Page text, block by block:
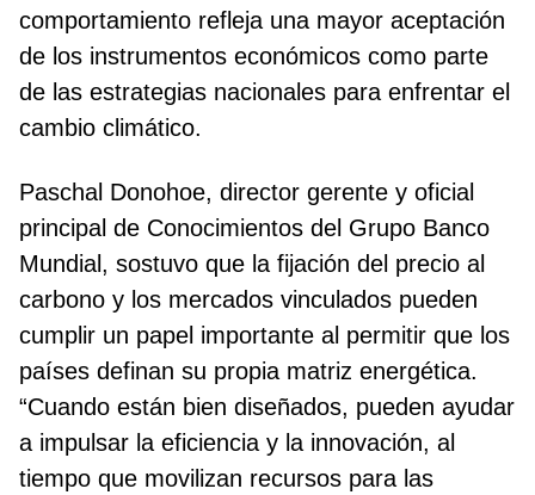
comportamiento refleja una mayor aceptación
de los instrumentos económicos como parte
de las estrategias nacionales para enfrentar el
cambio climático.
Paschal Donohoe, director gerente y oficial
principal de Conocimientos del Grupo Banco
Mundial, sostuvo que la fijación del precio al
carbono y los mercados vinculados pueden
cumplir un papel importante al permitir que los
países definan su propia matriz energética.
“Cuando están bien diseñados, pueden ayudar
a impulsar la eficiencia y la innovación, al
tiempo que movilizan recursos para las